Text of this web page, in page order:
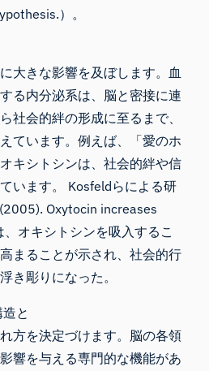
）。
大きな影響を及ぼします。血
る内分泌系は、脳と密接に連
社会的絆の形成に至るまで、
ています。例えば、「愛のホ
キシトシンは、社会的絆や信
います。 Kosfeldらによる研
Oxytocin increases
オキシトシンを吸入するこ
まることが示され、社会的行
き彫りになった。
と
方を決定づけます。脳の各領
響を与える専門的な機能があ